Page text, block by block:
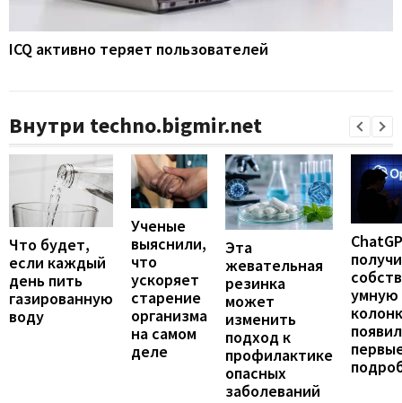
ICQ активно теряет пользователей
Внутри techno.bigmir.net
Что будет,
если каждый
день пить
газированную
воду
Ученые
выяснили,
что
ускоряет
старение
организма
на самом
деле
Эта
жевательная
резинка
может
изменить
подход к
профилактике
опасных
заболеваний
умную